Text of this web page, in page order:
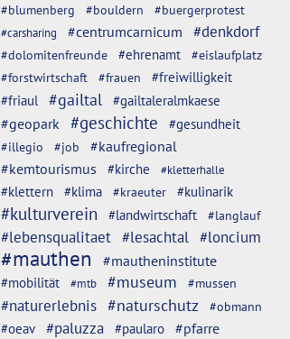
#blumenberg #bouldern
#buergerprotest
#carsharing
#centrumcarnicum #denkdorf
#dolomitenfreunde #ehrenamt
#eislaufplatz
#forstwirtschaft
#frauen
#freiwilligkeit
#friaul
#gailtal #gailtaleralmkaese
#geopark #geschichte #gesundheit
#illegio #job
#kaufregional
#kemtourismus
#kirche #kletterhalle
#klettern #klima #kraeuter #kulinarik
#kulturverein #landwirtschaft #langlauf
#lebensqualitaet #lesachtal #loncium
#mauthen #mautheninstitute
#mobilität #mtb #museum #mussen
#naturerlebnis #naturschutz #obmann
#oeav #paluzza #paularo #pfarre